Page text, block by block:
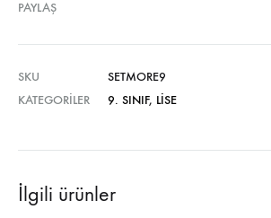
PAYLAŞ
SKU
SETMORE9
KATEGORILER
9. SINIF, LISE
İlgili ürünler